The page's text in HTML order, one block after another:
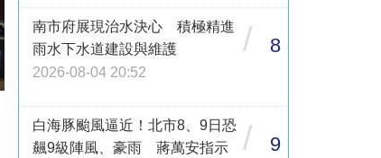
南市府展現治水決心 積極精進
雨水下水道建設與維護
2026-08-04 20:52
/ 8
白海豚颱風逼近！北市8、9日恐
飆9級陣風、豪雨 蔣萬安指示
/ 9